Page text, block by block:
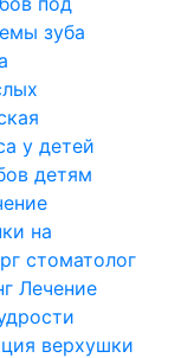
зуба
у детей
детям
на
стоматолог
Лечение
верхушки